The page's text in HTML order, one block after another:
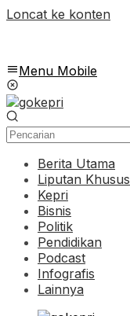
Loncat ke konten
Menu Mobile
Berita Utama
Liputan Khusus
Kepri
Bisnis
Politik
Pendidikan
Podcast
Infografis
Lainnya